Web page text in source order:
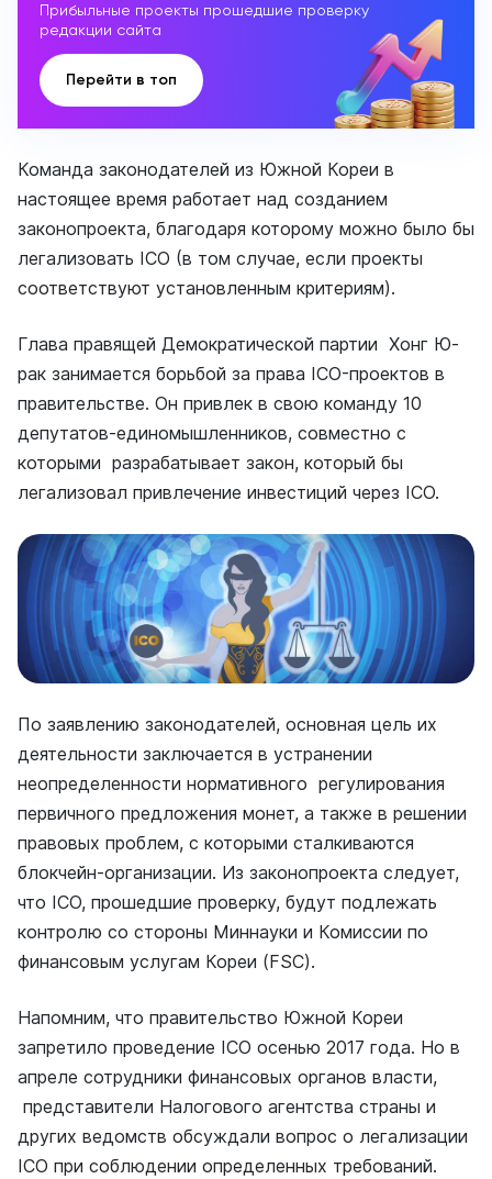
Прибыльные проекты прошедшие проверку
редакции сайта
Перейти в топ
Команда законодателей из Южной Кореи в
настоящее время работает над созданием
законопроекта, благодаря которому можно было бы
легализовать ICO (в том случае, если проекты
соответствуют установленным критериям).
Глава правящей Демократической партии Хонг Ю-
рак занимается борьбой за права ICO-проектов в
правительстве. Он привлек в свою команду 10
депутатов-единомышленников, совместно с
которыми разрабатывает закон, который бы
легализовал привлечение инвестиций через ICO.
По заявлению законодателей, основная цель их
деятельности заключается в устранении
неопределенности нормативного регулирования
первичного предложения монет, а также в решении
правовых проблем, с которыми сталкиваются
блокчейн-организации. Из законопроекта следует,
что ICO, прошедшие проверку, будут подлежать
контролю со стороны Миннауки и Комиссии по
финансовым услугам Кореи (FSC).
Напомним, что правительство Южной Кореи
запретило проведение ICO осенью 2017 года. Но в
апреле сотрудники финансовых органов власти,
представители Налогового агентства страны и
других ведомств обсуждали вопрос о легализации
ICO при соблюдении определенных требований.